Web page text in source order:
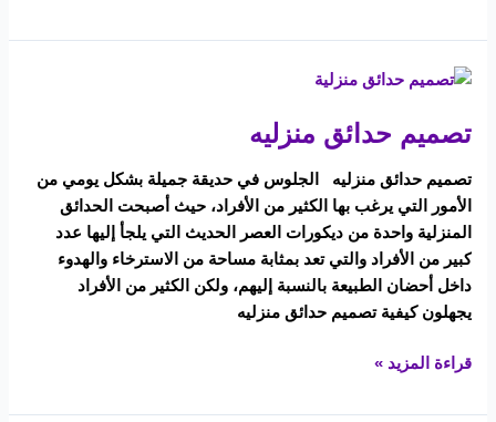
تصميم حدائق منزليه
تصميم حدائق منزليه الجلوس في حديقة جميلة بشكل يومي من
الأمور التي يرغب بها الكثير من الأفراد، حيث أصبحت الحدائق
المنزلية واحدة من ديكورات العصر الحديث التي يلجأ إليها عدد
كبير من الأفراد والتي تعد بمثابة مساحة من الاسترخاء والهدوء
داخل أحضان الطبيعة بالنسبة إليهم، ولكن الكثير من الأفراد
يجهلون كيفية تصميم حدائق منزليه
تصميم
منزليه
قراءة المزيد »